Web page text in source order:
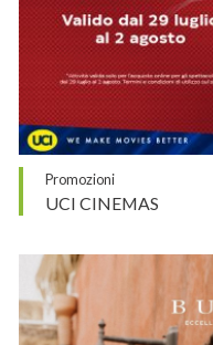
Promozioni
UCI CINEMAS